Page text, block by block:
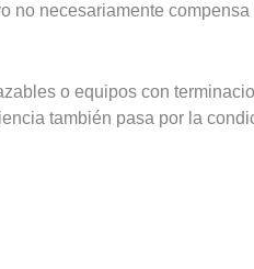
no necesariamente
o equipos con
también pasa por la